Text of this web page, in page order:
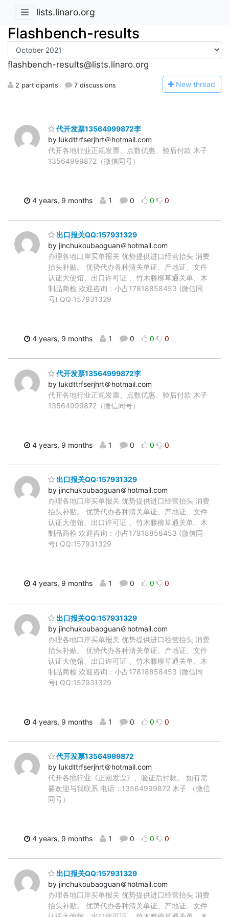
lists.linaro.org
Flashbench-results
flashbench-results@lists.linaro.org
2 participants 7 discussions New thread
代开发票13564999872李
by lukdttrfserjhrt＠hotmail.com
代开各地行业正规发票、点数优惠、验后付款 木子
13564999872（微信同号）
4 years, 9 months 1 0 0 0
出口报关QQ:157931329
by jinchukoubaoguan＠hotmail.com
办理各地口岸买单报关 优势提供进口经营抬头 消费
抬头补贴。 优势代办各种清关单证、产地证、文件
认证大使馆、出口许可证 、竹木滕柳草通关单、木
制品商检 欢迎咨询：小占17818858453 (微信同
号) QQ:157931329
4 years, 9 months 1 0 0 0
代开发票13564999872李
by lukdttrfserjhrt＠hotmail.com
代开各地行业正规发票、点数优惠、验后付款 木子
13564999872（微信同号）
4 years, 9 months 1 0 0 0
出口报关QQ:157931329
by jinchukoubaoguan＠hotmail.com
办理各地口岸买单报关 优势提供进口经营抬头 消费
抬头补贴。 优势代办各种清关单证、产地证、文件
认证大使馆、出口许可证 、竹木滕柳草通关单、木
制品商检 欢迎咨询：小占17818858453 (微信同
号) QQ:157931329
4 years, 9 months 1 0 0 0
出口报关QQ:157931329
by jinchukoubaoguan＠hotmail.com
办理各地口岸买单报关 优势提供进口经营抬头 消费
抬头补贴。 优势代办各种清关单证、产地证、文件
认证大使馆、出口许可证 、竹木滕柳草通关单、木
制品商检 欢迎咨询：小占17818858453 (微信同
号) QQ:157931329
4 years, 9 months 1 0 0 0
代开发票13564999872
by lukdttrfserjhrt＠hotmail.com
代开各地行业《正规发票》、验证后付款。 如有需
要欢迎与我联系 电话：13564999872 木子 （微信
同号）
4 years, 9 months 1 0 0 0
出口报关QQ:157931329
by jinchukoubaoguan＠hotmail.com
办理各地口岸买单报关 优势提供进口经营抬头 消费
抬头补贴。 优势代办各种清关单证、产地证、文件